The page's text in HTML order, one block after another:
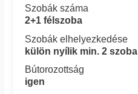
Szobák száma
2+1 félszoba
Szobák elhelyezkedése
külön nyílik min. 2 szoba
Bútorozottság
igen